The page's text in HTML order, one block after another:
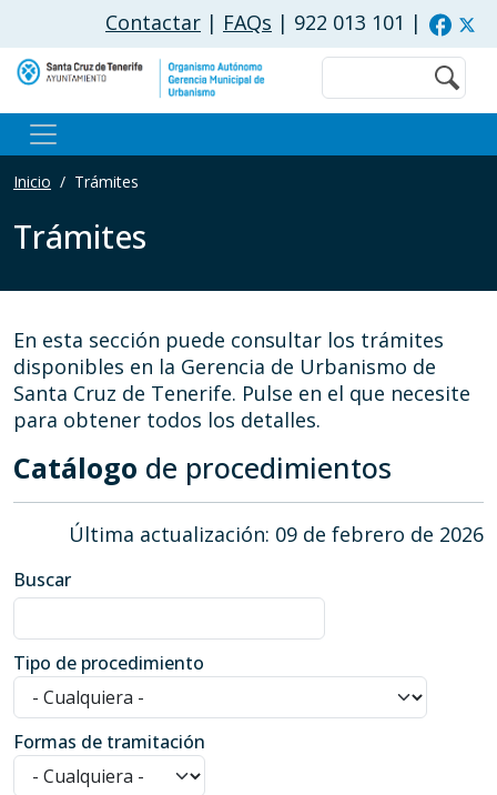
Pasar al contenido principal
Contactar | FAQs | 922 013 101 |
Buscar
Inicio Trámites
Trámites
En esta sección puede consultar los trámites
disponibles en la Gerencia de Urbanismo de
Santa Cruz de Tenerife. Pulse en el que necesite
para obtener todos los detalles.
Catálogo de procedimientos
Última actualización: 09 de febrero de 2026
Buscar
Tipo de procedimiento
Formas de tramitación